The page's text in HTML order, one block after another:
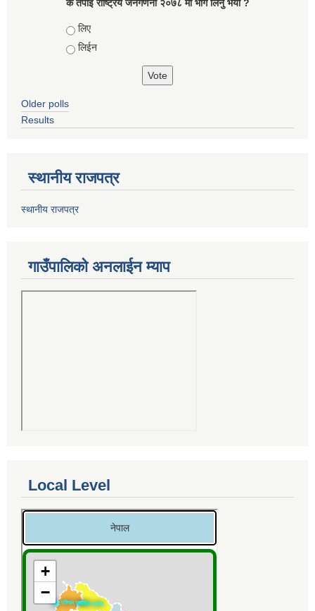
के तपाई राष्ट्रिय जनगणना २०७८ मा भाग लिनु भयो ?
Choices
लिए
लिईन
Older polls
Results
स्थानीय राजपत्र
स्थानीय राजपत्र
गाउँपालिको अनलाईन म्याप
Local Level